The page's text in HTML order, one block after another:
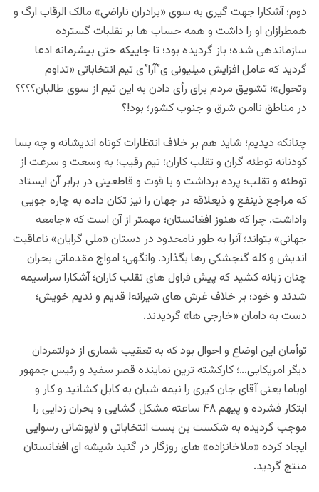
دوم؛ آشکارا جهت گیری به سوی «برادران ناراضی» مالک الرقاب ارگ و
همطرازان او را داشت و همه حساب ها بر تقلبات گسترده
سازماندهی شده؛ باز گردیده بود؛ تا جاییکه حتی بیشرمانه ادعا
گردید که عامل افزایش میلیونی ی”آرا”ی تیم انتخاباتی «تداوم
وتحول»؛ تشویق مردم برای رأی دادن به این تیم از سوی طالبان؟؟؟؟
در مناطق ناامن شرق و جنوب کشور؛ بود!؟
چنانکه دیدیم؛ شاید هم بر خلاف انتظارات کوتاه اندیشانه و چه بسا
کودنانه توطئه گران و تقلب کاران؛ تیم رقیب؛ به وسعت و سرعت از
توطئه و تقلب؛ پرده برداشت و با قوت و قاطعیتی در برابر آن ایستاد
که مراجع ذینفع و ذیعلاقه در جهان را نیز تکان داده به چاره جویی
واداشت. چرا که هنوز افغانستان؛ مهمتر از آن است که «جامعه
جهانی» بتواند؛ آنرا به طور نامحدود در دستان «ملی گرایان» ناعاقبت
اندیش و کله گنجشکی رها بگذارد. وانگهی؛ امواج مقدماتی بحران
چنان زبانه کشید که پیش قراول های تقلب کاران؛ آشکارا سراسیمه
شدند و خود؛ بر خلاف غرش های شیرانه! قدیم و ندیم خویش؛
دست به دامان «خارجی ها» گردیدند.
توأمان این اوضاع و احوال بود که به تعقیب شماری از دولتمردان
دیگر امریکایی…؛ کارکشته ترین نماینده قصر سفید و رئیس جمهور
اوباما یعنی آقای جان کیری را نیمه شبان به کابل کشانید و کار و
ابتکار فشرده و پیهم ۴۸ ساعته مشکل گشایی و بحران زدایی را
موجب گردیده به شکست بن بست انتخاباتی و لاپوشانی رسوایی
ایجاد کرده «ملاخانزاده» های روزگار در گنبد شیشه ای افغانستان
منتج گردید.